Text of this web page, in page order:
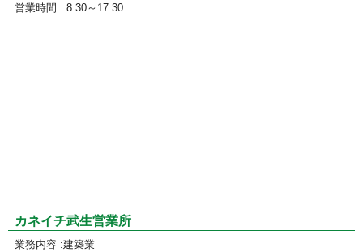
営業時間 : 8:30～17:30
カネイチ武生営業所
業務内容 :建築業